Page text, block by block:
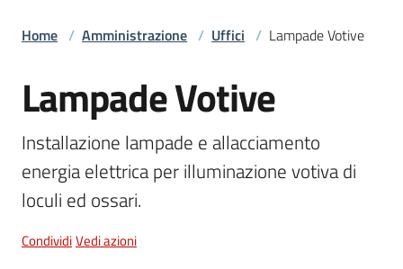
Amministrazione
Servizi
Home / Amministrazione / Uffici / Lampade Votive
Salta al contenuto
Lampade Votive
Installazione lampade e allacciamento
energia elettrica per illuminazione votiva di
loculi ed ossari.
CondividiVedi azioni